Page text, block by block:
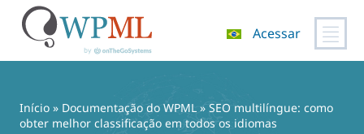
conteúdo
Acessar
Início » Documentação do WPML » SEO multilíngue: como
obter melhor classificação em todos os idiomas